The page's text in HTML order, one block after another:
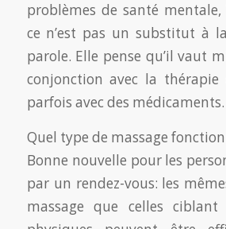
problèmes de santé
ce n’est pas un substitut à
parole. Elle pense qu’il vaut
conjonction avec la
parfois avec des médicaments.
Quel type de massage
Bonne nouvelle pour les
par un rendez-vous: les
massage que celles ciblant